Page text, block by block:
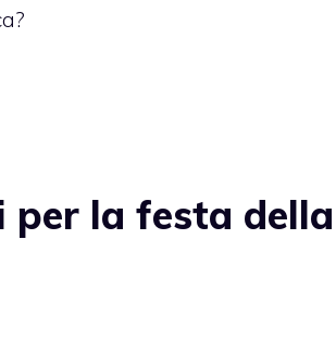
per la festa della